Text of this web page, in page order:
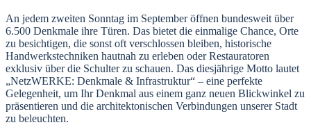
An jedem zweiten Sonntag im September öffnen bundesweit über
6.500 Denkmale ihre Türen. Das bietet die einmalige Chance, Orte
zu besichtigen, die sonst oft verschlossen bleiben, historische
Handwerkstechniken hautnah zu erleben oder Restauratoren
exklusiv über die Schulter zu schauen. Das diesjährige Motto lautet
„NetzWERKE: Denkmale & Infrastruktur“ – eine perfekte
Gelegenheit, um Ihr Denkmal aus einem ganz neuen Blickwinkel zu
präsentieren und die architektonischen Verbindungen unserer Stadt
zu beleuchten.